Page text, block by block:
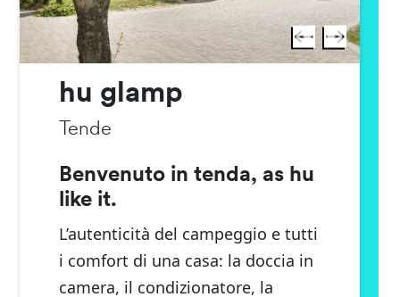
hu glamp
Tende
Benvenuto in tenda, as hu
like it.
L’autenticità del campeggio e tutti
i comfort di una casa: la doccia in
camera, il condizionatore, la